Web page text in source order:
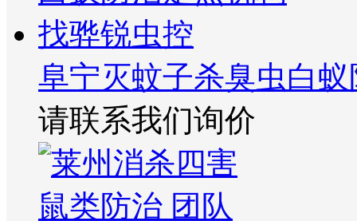
阜宁灭蚊子杀臭虫白
请联系我们询价